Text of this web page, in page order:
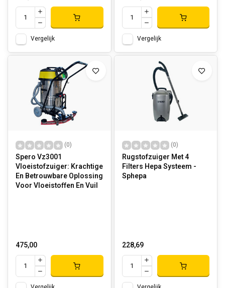
Vergelijk Vergelijk
(0)
Spero Vz3001
Vloeistofzuiger: Krachtige
En Betrouwbare Oplossing
Voor Vloeistoffen En Vuil
475,00
(0)
Rugstofzuiger Met 4
Filters Hepa Systeem -
Sphepa
228,69